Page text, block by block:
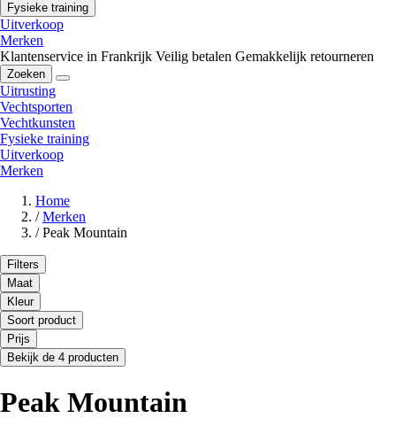
Fysieke training
Uitverkoop
Merken
Klantenservice in Frankrijk Veilig betalen Gemakkelijk retourneren
Zoeken
Uitrusting
Vechtsporten
Vechtkunsten
Fysieke training
Uitverkoop
Merken
Home
/ Merken
/ Peak Mountain
Filters
Maat
Kleur
Soort product
Prijs
Bekijk de 4 producten
Peak Mountain